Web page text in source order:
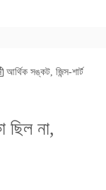
আর্থিক সঙ্কট, জিন্স-শার্ট
ছিল না,